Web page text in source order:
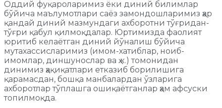
Оддий фуқароларимиз ёки диний билимлар
бўйича маълумотлари саёз замондошларимиз ҳар
қандай диний мазмундаги ахборотни тўғридан-
тўғри қабул қилмоқдалар. Юртимизда фаолият
юритиб келаётган диний йўналиш бўйича
мутахассисларимиз (имом-хатиблар, ноиб-
имомлар, диншунослар ва ҳ.к.) томонидан
динимиз ҳақиқатлари етказиб борилишига
қарамасдан, бошқа манбалардан ўзларига
ахборотлар тўплашга ошиқаётганлар ҳам афсуски
топилмоқда.